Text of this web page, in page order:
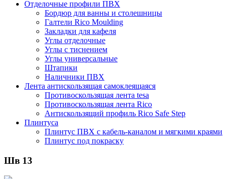
Отделочные профили ПВХ
Бордюр для ванны и столешницы
Галтели Rico Moulding
Закладки для кафеля
Углы отделочные
Углы с тиснением
Углы универсальные
Штапики
Наличники ПВХ
Лента антискользящая самоклеящаяся
Противоскользящая лента tesa
Противоскользящая лента Rico
Антискользящий профиль Rico Safe Step
Плинтуса
Плинтус ПВХ с кабель-каналом и мягкими краями
Плинтус под покраску
Шв 13